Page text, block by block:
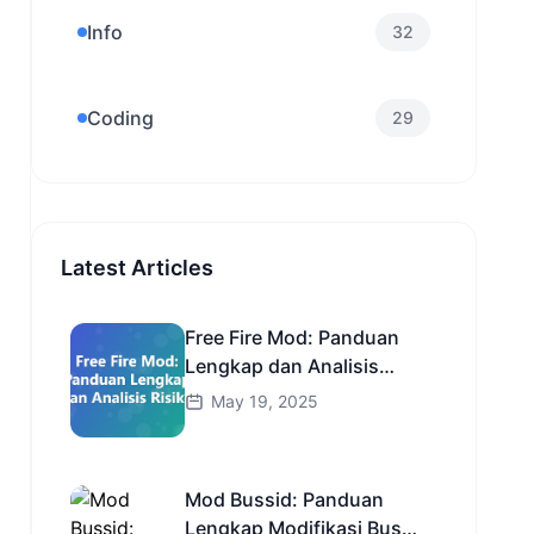
Info 32
Coding 29
Latest Articles
Free Fire Mod: Panduan
Lengkap dan Analisis
RisikoMay 19, 2025
Mod Bussid: Panduan
Lengkap Modifikasi Bus